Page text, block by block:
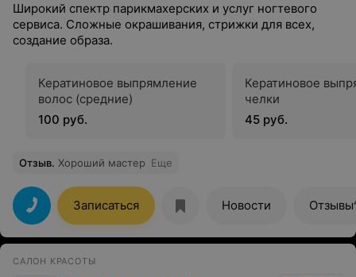
Широкий спектр парикмахерских и услуг ногтевого
сервиса. Сложные окрашивания, стрижки для всех,
создание образа.
Кератиновое выпрямление
волос (средние)
100 руб.
Кератиновое
челки
45 руб.
Отзыв. Хороший мастер Еще
Записаться Новости Отзывы
САЛОН КРАСОТЫ